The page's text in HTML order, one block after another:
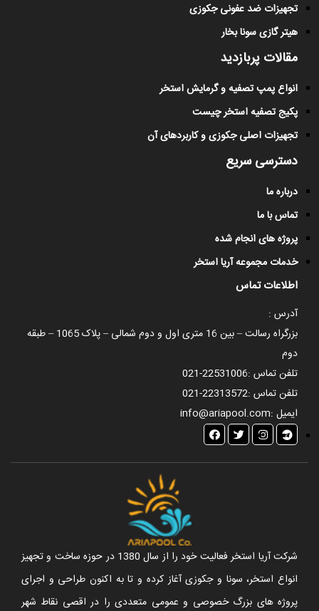
تجهیزات ضد عفونی جکوزی
هیتر گازی سونا بخار
مقالات پربازدید
انواع پمپ تصفیه و گرمایش استخر
پکیج تصفیه استخر چیست
تجهیزات اصلی جکوزی و کاربردهای آن
دسترسی سریع
درباره ما
تماس با ما
پروژه های انجام شده
خدمات مجموعه آریا استخر
اطلاعات تماس
آدرس :
بزرگراه رسالت – بین 16 متری اول و دوم شمالی – پلاک 1065 – طبقه
دوم
تلفن تماس :021-22531006
تلفن تماس :021-22313572
ایمیل :info@ariapool.com
شرکت آریا استخر فعالیت خود را از سال 1380 در حوزه ساخت و تجهیز
انواع استخر، سونا و جکوزی آغاز کرده و تا به اکنون طراحی و اجرای
پروژه های بزرگ خصوصی و عمومی متعددی را در اقصی نقاط شهر